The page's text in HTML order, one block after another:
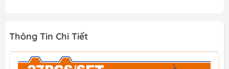
Thông Tin Chi Tiết